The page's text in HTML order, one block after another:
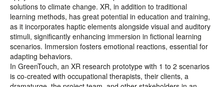
solutions to climate change. XR, in addition to traditional
learning methods, has great potential in education and training,
as it incorporates haptic elements alongside visual and auditory
stimuli, significantly enhancing immersion in fictional learning
scenarios. Immersion fosters emotional reactions, essential for
adapting behaviors.
In GreenTouch, an XR research prototype with 1 to 2 scenarios
is co-created with occupational therapists, their clients, a